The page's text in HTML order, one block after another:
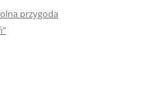
przygoda